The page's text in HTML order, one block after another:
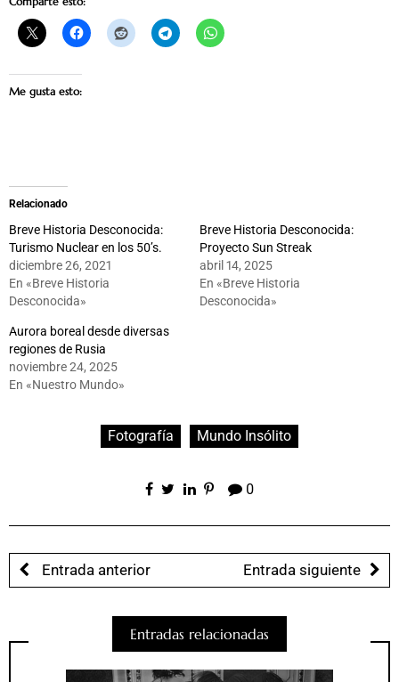
Me gusta esto:
Relacionado
Breve Historia Desconocida:
Turismo Nuclear en los 50’s.
diciembre 26, 2021
En «Breve Historia
Desconocida»
Breve Historia Desconocida:
Proyecto Sun Streak
abril 14, 2025
En «Breve Historia
Desconocida»
Aurora boreal desde diversas
regiones de Rusia
noviembre 24, 2025
En «Nuestro Mundo»
Fotografía Mundo Insólito
0
Entrada anterior Entrada siguiente
Entradas relacionadas